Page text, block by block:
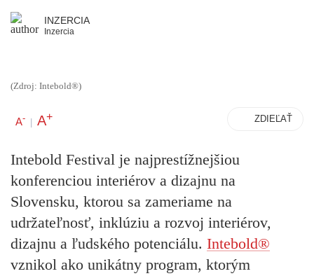
INZERCIA
Inzercia
(Zdroj: Intebold®)
A- | A+ ZDIEĽAŤ
Intebold Festival je najprestížnejšiou
konferenciou interiérov a dizajnu na
Slovensku, ktorou sa zameriame na
udržateľnosť, inklúziu a rozvoj interiérov,
dizajnu a ľudského potenciálu. Intebold®
vznikol ako unikátny program, ktorým